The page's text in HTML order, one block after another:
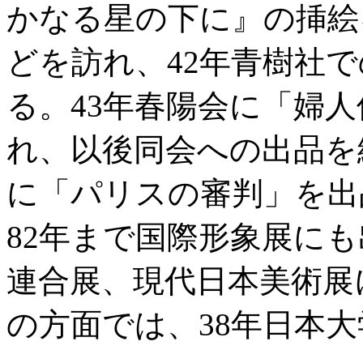
かなる星の下に』の挿
どを訪れ、42年青樹社
る。43年春陽会に「婦
れ、以後同会への出品
に「パリスの審判」を
82年まで国際形象展に
連合展、現代日本美術
の方面では、38年日本